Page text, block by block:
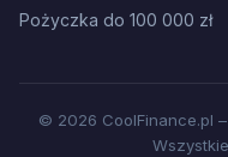
Pożyczka do 100 000 zł
© 2026 CoolFinance.pl